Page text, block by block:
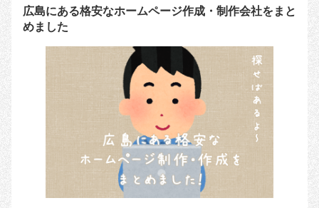
広島にある格安なホームページ作成・制作会社をまと
めました